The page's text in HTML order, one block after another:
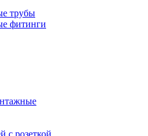
трубы
фитинги
с розеткой